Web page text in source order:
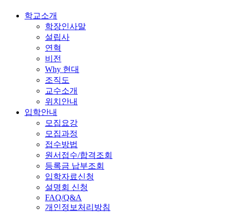
학교소개
학장인사말
설립사
연혁
비전
Why 현대
조직도
교수소개
위치안내
입학안내
모집요강
모집과정
접수방법
원서접수/합격조회
등록금 납부조회
입학자료신청
설명회 신청
FAQ/Q&A
개인정보처리방침